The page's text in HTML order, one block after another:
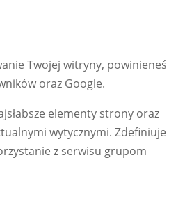
Twojej witryny, powinieneś
oraz Google.
elementy strony oraz
wytycznymi. Zdefiniuje
z serwisu grupom